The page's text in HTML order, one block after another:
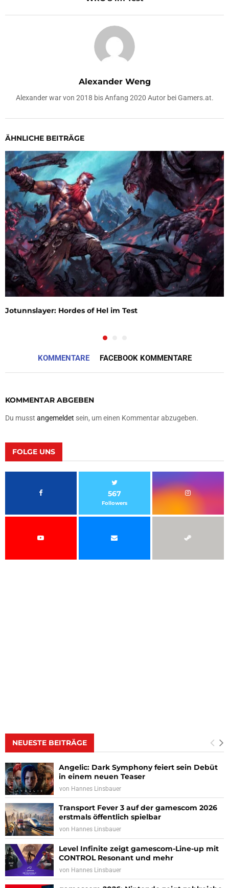
Alexander Weng
Alexander war von 2018 bis Anfang 2020 Autor bei Gamers.at.
ÄHNLICHE BEITRÄGE
Jotunnslayer: Hordes of Hel im Test
KOMMENTARE FACEBOOK KOMMENTARE
KOMMENTAR ABGEBEN
Du musst angemeldet sein, um einen Kommentar abzugeben.
FOLGE UNS
567
Followers
NEUESTE BEITRÄGE
Angelic: Dark Symphony feiert sein Debüt
in einem neuen Teaser
von Hannes Linsbauer
Transport Fever 3 auf der gamescom 2026
erstmals öffentlich spielbar
von Hannes Linsbauer
Level Infinite zeigt gamescom-Line-up mit
CONTROL Resonant und mehr
von Hannes Linsbauer